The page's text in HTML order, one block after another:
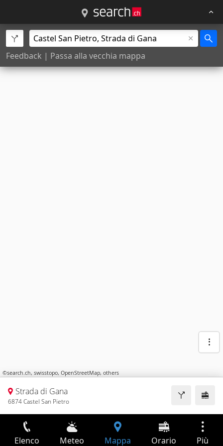
Feedback | Passa alla vecchia mappa
©search.ch, swisstopo, OpenStreetMap, others
Strada di Gana
6874 Castel San Pietro
Elenco Meteo Mappa Orario Più